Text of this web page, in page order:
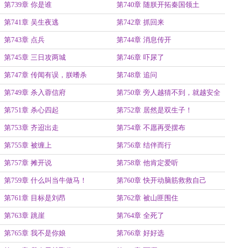
第739章 你是谁 第740章 随朕开拓秦国领土
第741章 吴生夜逃 第742章 抓回来
第743章 点兵 第744章 消息传开
第745章 三日攻两城 第746章 吓尿了
第747章 传闻有误，朕嗜杀 第748章 追问
第749章 杀入蓉信府 第750章 旁人越猜不到，就越安全
第751章 杀心四起 第752章 居然是双生子！
第753章 齐迢出走 第754章 不愿再受摆布
第755章 被缠上 第756章 结伴而行
第757章 摊开说 第758章 他肯定爱听
第759章 什么叫当牛做马！ 第760章 快开动脑筋救救自己
第761章 目标是刘昂 第762章 被山匪围住
第763章 跳崖 第764章 全死了
第765章 我不是你娘 第766章 好好选